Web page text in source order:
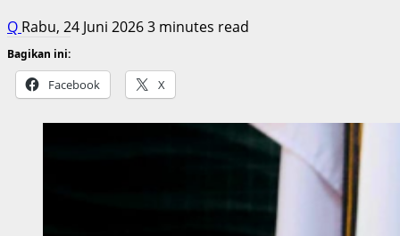
Q Rabu, 24 Juni 20263 minutes read
Bagikan ini:
Facebook X